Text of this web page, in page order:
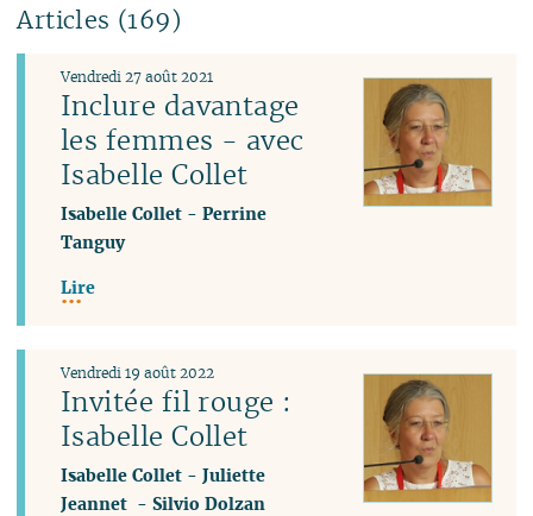
Articles (169)
Inclure davantage
les femmes - avec
Isabelle Collet
Vendredi 27 août 2021
Isabelle Collet -Perrine
Tanguy
Lire
Invitée fil rouge :
Isabelle Collet
Vendredi 19 août 2022
Isabelle Collet -Juliette
Jeannet -Silvio Dolzan